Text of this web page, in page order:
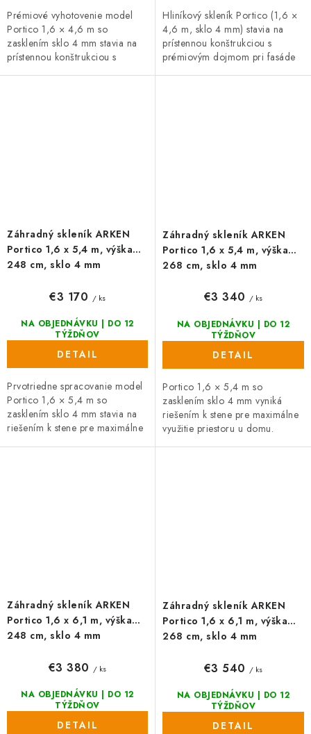
Prémiové vyhotovenie model
Portico 1,6 × 4,6 m so
zasklením sklo 4 mm stavia na
prístennou konštrukciou s
Hliníkový skleník Portico (1,6 ×
4,6 m, sklo 4 mm) stavia na
prístennou konštrukciou s
prémiovým dojmom pri fasáde
Záhradný skleník ARKEN
Portico 1,6 x 5,4 m, výška
248 cm, sklo 4 mm
NA OBJEDNÁVKU | DO 12
TÝŽDŇOV
€3 170 / ks
DETAIL
Prvotriedne spracovanie model
Portico 1,6 × 5,4 m so
zasklením sklo 4 mm stavia na
riešením k stene pre maximálne
Záhradný skleník ARKEN
Portico 1,6 x 5,4 m, výška
268 cm, sklo 4 mm
NA OBJEDNÁVKU | DO 12
TÝŽDŇOV
€3 340 / ks
DETAIL
Portico 1,6 × 5,4 m so
zasklením sklo 4 mm vyniká
riešením k stene pre maximálne
využitie priestoru u domu.
Záhradný skleník ARKEN
Portico 1,6 x 6,1 m, výška
248 cm, sklo 4 mm
NA OBJEDNÁVKU | DO 12
TÝŽDŇOV
€3 380 / ks
DETAIL
Záhradný skleník ARKEN
Portico 1,6 x 6,1 m, výška
268 cm, sklo 4 mm
NA OBJEDNÁVKU | DO 12
TÝŽDŇOV
€3 540 / ks
DETAIL